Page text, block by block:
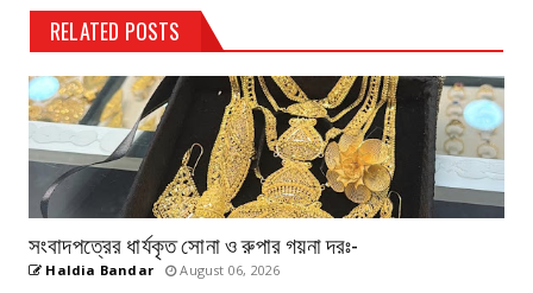
RELATED POSTS
সংবাদপত্রের ধার্যকৃত সোনা ও রুপার গয়না দরঃ-
Haldia Bandar August 06, 2026